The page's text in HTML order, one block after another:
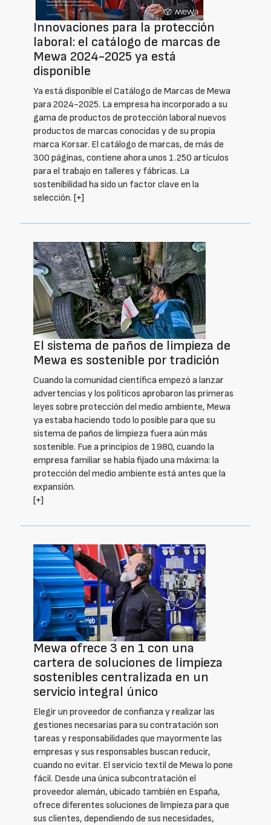
Innovaciones para la protección
laboral: el catálogo de marcas de
Mewa 2024-2025 ya está
disponible
Ya está disponible el Catálogo de Marcas de Mewa
para 2024-2025. La empresa ha incorporado a su
gama de productos de protección laboral nuevos
productos de marcas conocidas y de su propia
marca Korsar. El catálogo de marcas, de más de
300 páginas, contiene ahora unos 1.250 artículos
para el trabajo en talleres y fábricas. La
sostenibilidad ha sido un factor clave en la
selección. [+]
El sistema de paños de limpieza de
Mewa es sostenible por tradición
Cuando la comunidad científica empezó a lanzar
advertencias y los políticos aprobaron las primeras
leyes sobre protección del medio ambiente, Mewa
ya estaba haciendo todo lo posible para que su
sistema de paños de limpieza fuera aún más
sostenible. Fue a principios de 1980, cuando la
empresa familiar se había fijado una máxima: la
protección del medio ambiente está antes que la
expansión.
[+]
Mewa ofrece 3 en 1 con una
cartera de soluciones de limpieza
sostenibles centralizada en un
servicio integral único
Elegir un proveedor de confianza y realizar las
gestiones necesarias para su contratación son
tareas y responsabilidades que mayormente las
empresas y sus responsables buscan reducir,
cuando no evitar. El servicio textil de Mewa lo pone
fácil. Desde una única subcontratación el
proveedor alemán, ubicado también en España,
ofrece diferentes soluciones de limpieza para que
sus clientes, dependiendo de sus necesidades,